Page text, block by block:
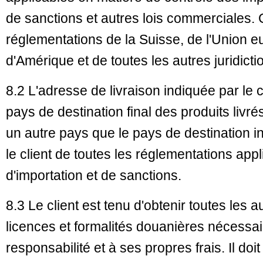
de sanctions et autres lois commerciales.
réglementations de la Suisse, de l'Union
d'Amérique et de toutes les autres
8.2 L'adresse de livraison indiquée par le
pays de destination final des produits
un autre pays que le pays de destination
le client de toutes les réglementations
d'importation et de sanctions.
8.3 Le client est tenu d'obtenir toutes les
licences et formalités douanières
responsabilité et à ses propres frais. Il